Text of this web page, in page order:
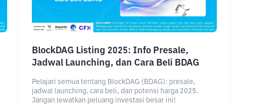
BlockDAG Listing 2025: Info Presale,
Jadwal Launching, dan Cara Beli BDAG
Pelajari semua tentang BlockDAG (BDAG): presale,
jadwal launching, cara beli, dan potensi harga 2025.
Jangan lewatkan peluang investasi besar ini!